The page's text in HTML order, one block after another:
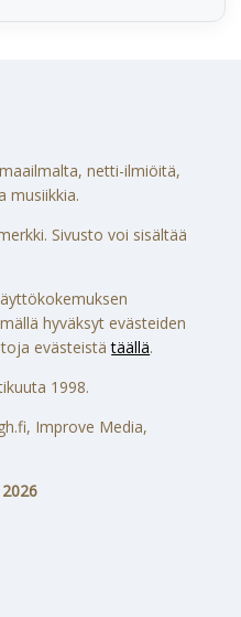
netti-ilmiöitä,
musiikkia.
Sivusto voi sisältää
hyväksyt evästeiden
evästeistätäällä.
1998.
Improve Media,